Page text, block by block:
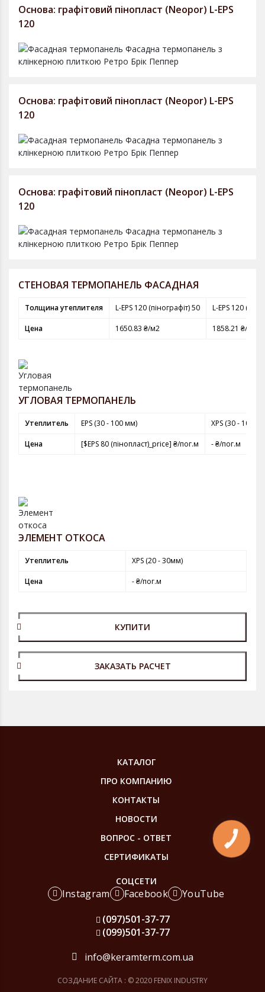
Основа: графітовий пінопласт (Neopor) L-EPS
120
Основа: графітовий пінопласт (Neopor) L-EPS
120
Основа: графітовий пінопласт (Neopor) L-EPS
120
СТЕНОВАЯ ТЕРМОПАНЕЛЬ ФАСАДНАЯ
Толщина утеплителя L-EPS 120 (пінографіт) 50 L-EPS 120
Цена 1650.83 ₴/м2 1858.21 ₴/м2
УГЛОВАЯ ТЕРМОПАНЕЛЬ
Утеплитель EPS (30 - 100 мм) XPS (30 - 100
Цена [$EPS 80 (пінопласт)_price] ₴/пог.м - ₴/пог.м
ЭЛЕМЕНТ ОТКОСА
Утеплитель XPS (20 - 30мм)
Цена - ₴/пог.м
КУПИТИ
ЗАКАЗАТЬ РАСЧЕТ
КАТАЛОГ
ПРО КОМПАНИЮ
КОНТАКТЫ
НОВОСТИ
ВОПРОС - ОТВЕТ
СЕРТИФИКАТЫ
СОЦСЕТИ
Instagram Facebook YouTube
info@keramterm.com.ua
(097)501-37-77
(099)501-37-77
СОЗДАНИЕ САЙТА : © 2020 FENIX INDUSTRY
КНОПКА
ЗВ'ЯЗКУ